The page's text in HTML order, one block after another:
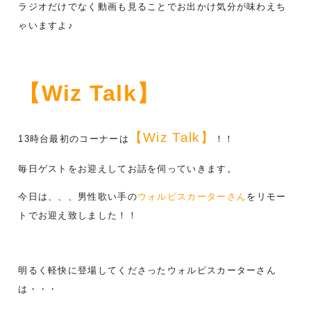
ラジオだけでなく動画も見ることでお出かけ気分が味わえち
ゃいますよ♪
【Wiz Talk】
13時台最初のコーナーは 【Wiz Talk】 ！！
毎日ゲストをお迎えしてお話を伺っていきます。
今日は、、、男性歌い手のウォルピスカーターさん をリモー
トでお迎え致しました！！
明るく軽快に登場してくださったウォルピスカーターさん
は・・・